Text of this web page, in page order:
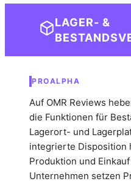
LAGER- &
PROALPHA
Auf OMR Reviews
die Funktionen für
Lagerort- und
integrierte Disposition
Produktion und
Unternehmen setzen